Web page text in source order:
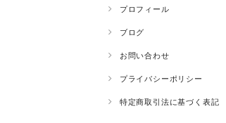
プロフィール
ブログ
お問い合わせ
プライバシーポリシー
特定商取引法に基づく表記